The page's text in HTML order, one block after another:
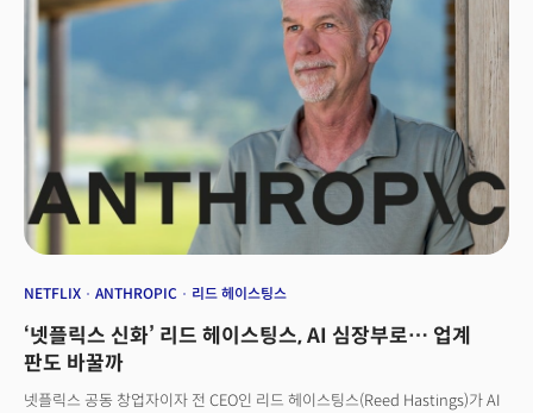
미국 영화입니다. 스파이더맨을 만들며 특유의 미장센과 연출로 명작
애니메이션 스튜디오 반열에 오른 '소니 픽처스'에서 제작했고 글로벌
스트리밍 플랫폼 넷플릭스를 타고 전 세계 안방과 스마트폰으로 빠르게
퍼지고 있습니다. 한국에서 태어나 캐나다 토론토로 이민을 간 후 미국에서
대학을 졸업하고 유명 애니메이션 스튜디오에서 활약하는 한국계 메기 강
감독의 작품입니다. 케데헌은 공개 후 26개국에서 넷플릭스 1위를
차지했으며, 93개국에서 톱10에 진입하는 성과를 거두고 있습니다. OST
앨범은 빌보드 200 차트 8위로 데뷔, 올해 발매 사운드트랙 중 최고 성적을
기록했습니다. 이는 케데헌이 단순한 콘텐츠적인 성공을 넘어 글로벌 문화
현상으로 자리 잡아 가고 있음을 보여줍니다.
NETFLIX ANTHROPIC 리드 헤이스팅스
‘넷플릭스 신화’ 리드 헤이스팅스, AI 심장부로… 업계
판도 바꿀까
넷플릭스 공동 창업자이자 전 CEO인 리드 헤이스팅스(Reed Hastings)가 AI